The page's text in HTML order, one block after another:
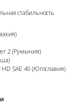
стабильность
2 (Румыния)
HD SAE 40 (Югославия)